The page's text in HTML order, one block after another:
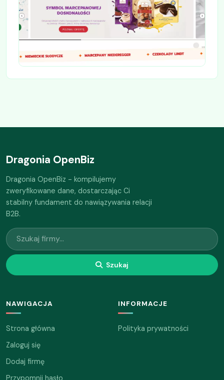
Dragonia OpenBiz
Dragonia OpenBiz - kompilujemy
zweryfikowane dane, dostarczając Ci
stabilny fundament do nawiązywania relacji
B2B.
Szukaj
NAWIGACJA
Strona główna
Zaloguj się
Dodaj firmę
Przypomnij hasło
INFORMACJE
Polityka prywatności